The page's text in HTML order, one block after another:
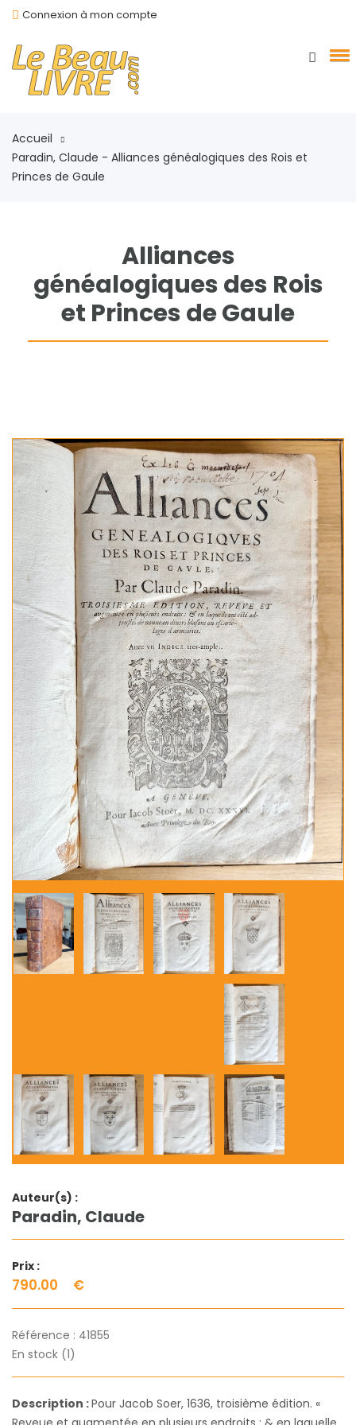
Connexion à mon compte
Accueil
Paradin, Claude - Alliances généalogiques des Rois et
Princes de Gaule
Alliances
généalogiques des Rois
et Princes de Gaule
Auteur(s) :
Paradin, Claude
Prix :
790.00 €
Référence : 41855
En stock (1)
Description :Pour Jacob Soer, 1636, troisième édition. «